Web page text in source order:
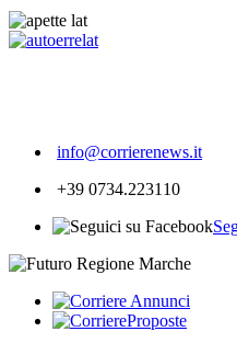
info@corrierenews.it
+39 0734.223110